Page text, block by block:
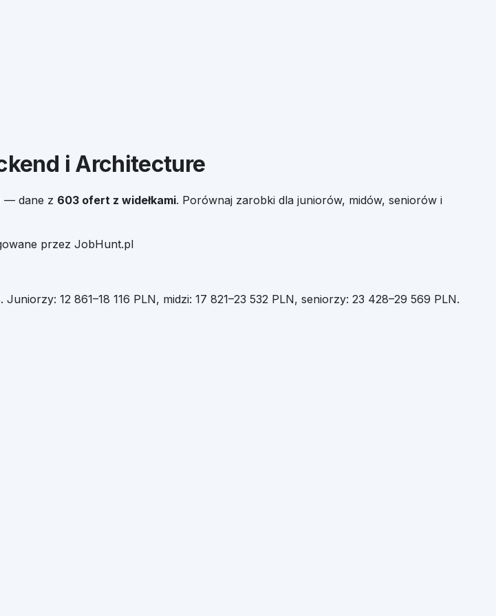
i Architecture
— dane z 603 ofert z widełkami. Porównaj zarobki dla juniorów, midów, seniorów i
przez JobHunt.pl
. Juniorzy: 12 861–18 116 PLN, midzi: 17 821–23 532 PLN, seniorzy: 23 428–29 569 PLN.